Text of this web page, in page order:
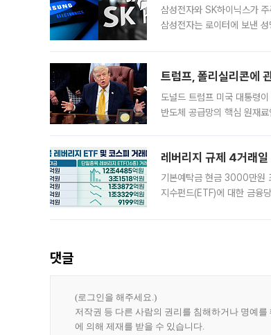
삼성전자와 SK하이닉스가 주주환원 강화
삼성전자는 로이터에 보낸
트럼프, 폴리실리콘에
도널드 트럼프 미국 대통령
반도체 공급망의 핵심 원재
레버리지 규제 4거래
기본예탁금 현금 3000만원
지수펀드(ETF)에 대한 금융
댓글